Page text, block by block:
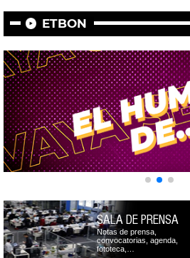
ETBON
SALA DE PRENSA
Notas de prensa,
convocatorias, agenda,
fototeca,…